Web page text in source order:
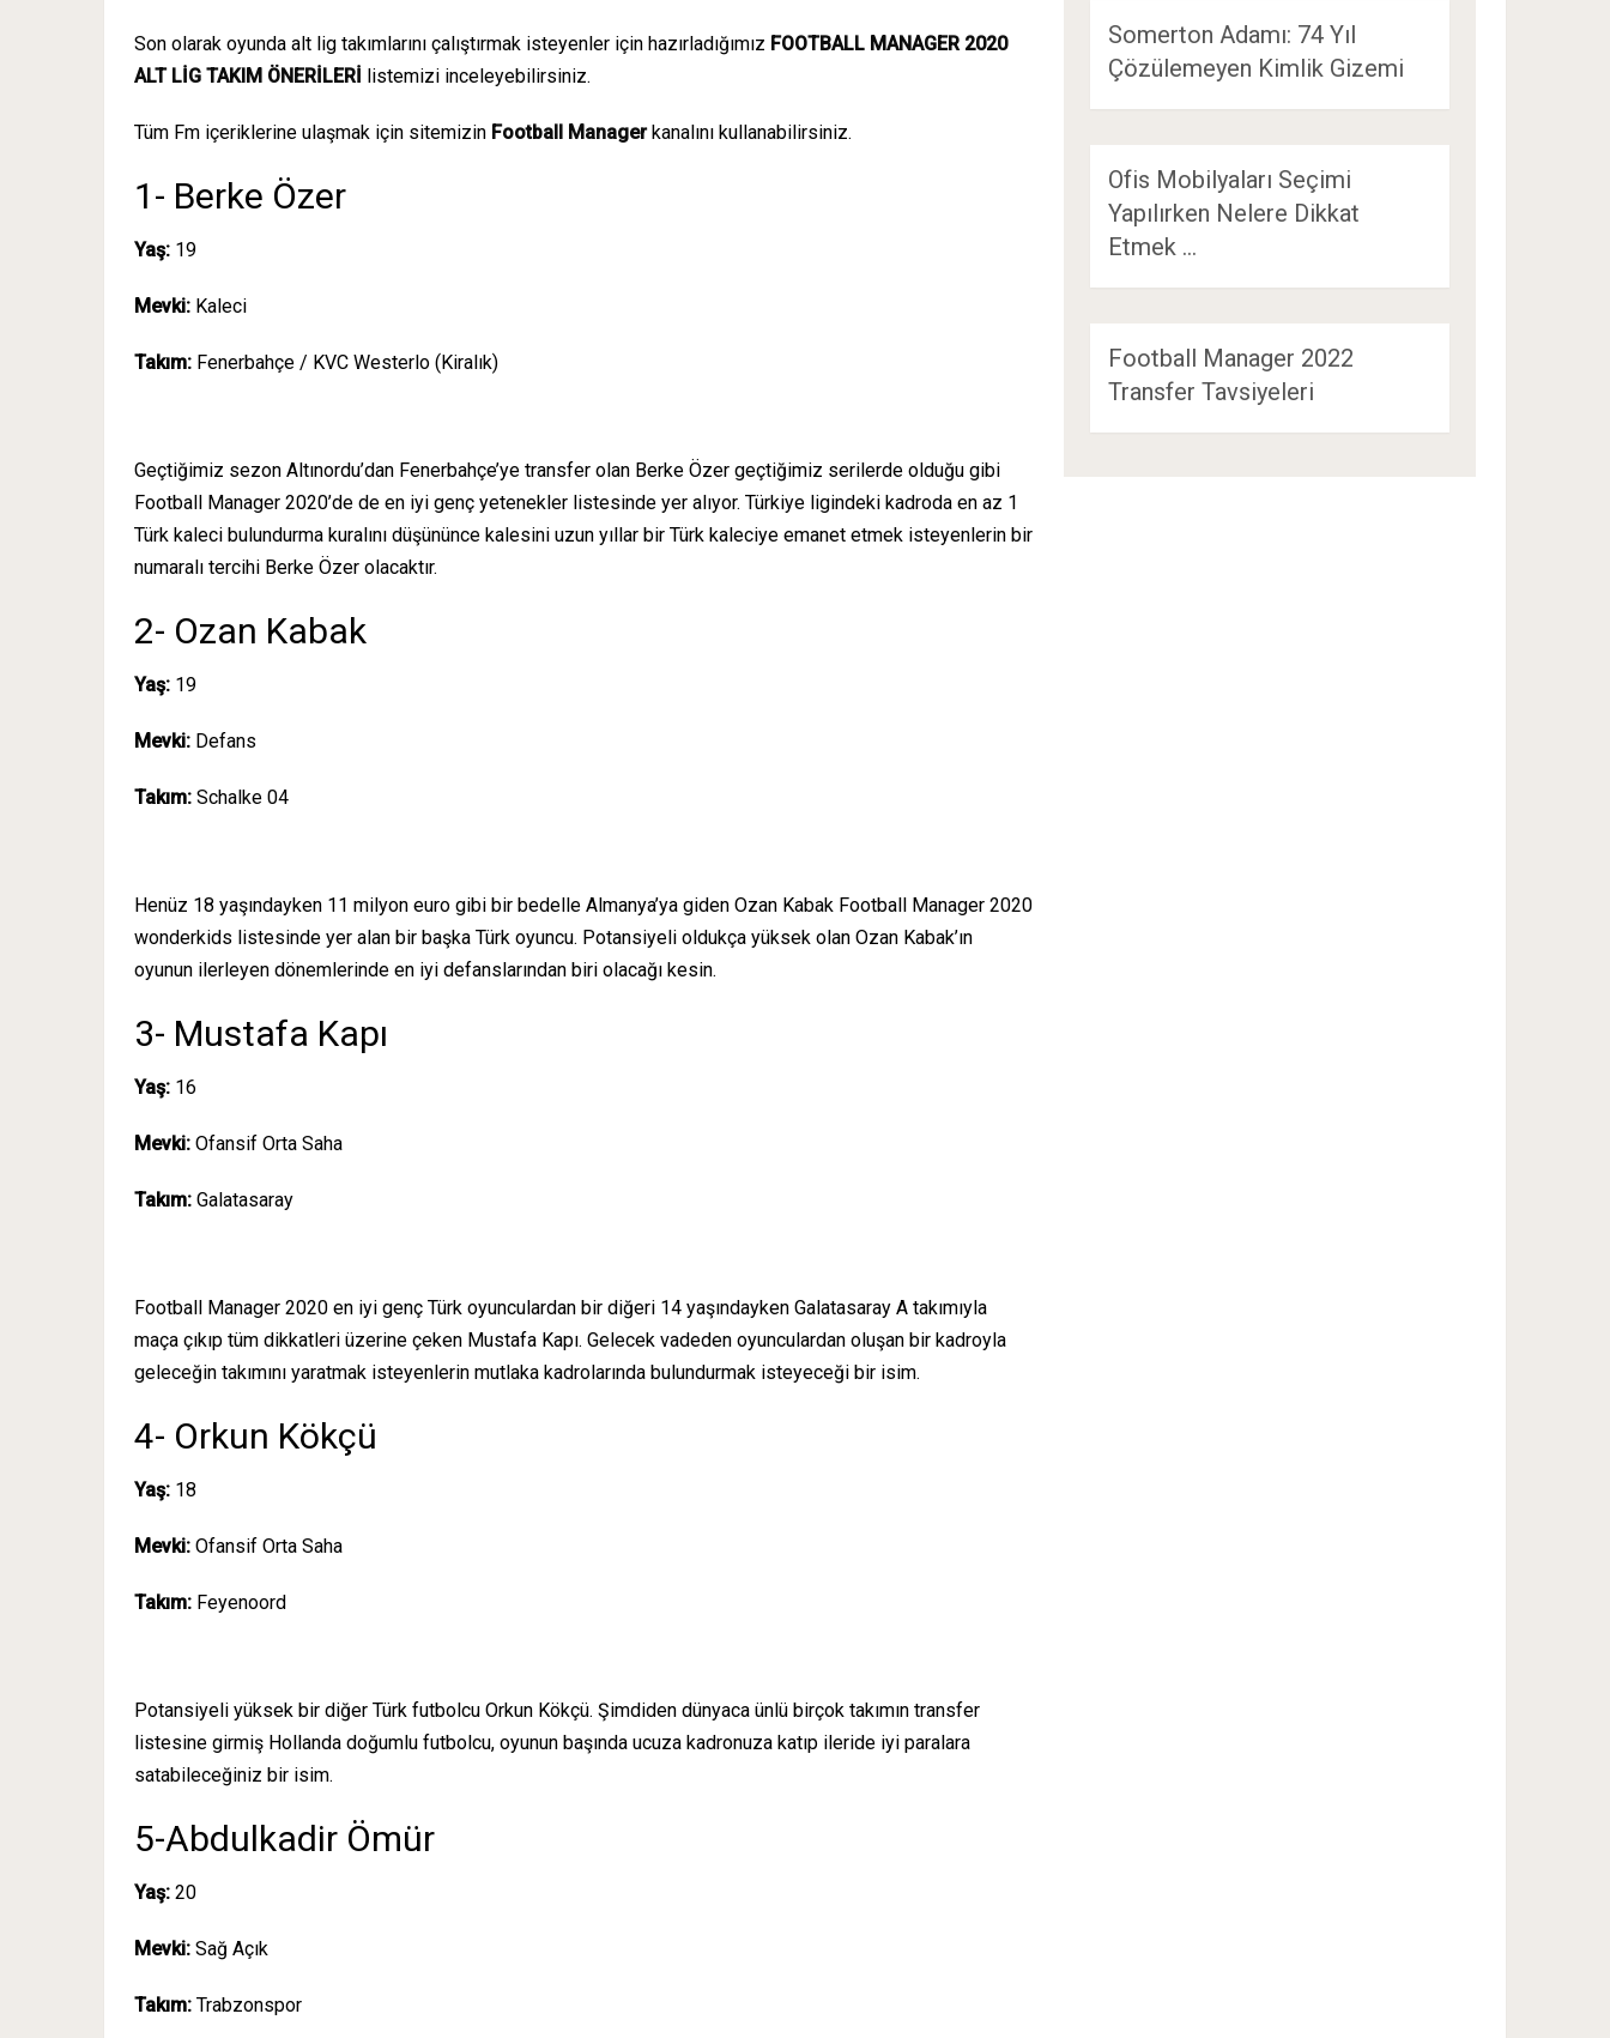
Son olarak oyunda alt lig takımlarını çalıştırmak isteyenler için hazırladığımız FOOTBALL MANAGER 2020
ALT LİG TAKIM ÖNERİLERİ listemizi inceleyebilirsiniz.
Tüm Fm içeriklerine ulaşmak için sitemizin Football Manager kanalını kullanabilirsiniz.
1- Berke Özer
Yaş: 19
Mevki: Kaleci
Takım: Fenerbahçe / KVC Westerlo (Kiralık)
Geçtiğimiz sezon Altınordu’dan Fenerbahçe’ye transfer olan Berke Özer geçtiğimiz serilerde olduğu gibi
Football Manager 2020’de de en iyi genç yetenekler listesinde yer alıyor. Türkiye ligindeki kadroda en az 1
Türk kaleci bulundurma kuralını düşününce kalesini uzun yıllar bir Türk kaleciye emanet etmek isteyenlerin bir
numaralı tercihi Berke Özer olacaktır.
2- Ozan Kabak
Yaş: 19
Mevki: Defans
Takım: Schalke 04
Henüz 18 yaşındayken 11 milyon euro gibi bir bedelle Almanya’ya giden Ozan Kabak Football Manager 2020
wonderkids listesinde yer alan bir başka Türk oyuncu. Potansiyeli oldukça yüksek olan Ozan Kabak’ın
oyunun ilerleyen dönemlerinde en iyi defanslarından biri olacağı kesin.
3- Mustafa Kapı
Yaş: 16
Mevki: Ofansif Orta Saha
Takım: Galatasaray
Football Manager 2020 en iyi genç Türk oyunculardan bir diğeri 14 yaşındayken Galatasaray A takımıyla
maça çıkıp tüm dikkatleri üzerine çeken Mustafa Kapı. Gelecek vadeden oyunculardan oluşan bir kadroyla
geleceğin takımını yaratmak isteyenlerin mutlaka kadrolarında bulundurmak isteyeceği bir isim.
4- Orkun Kökçü
Yaş: 18
Mevki: Ofansif Orta Saha
Takım: Feyenoord
Potansiyeli yüksek bir diğer Türk futbolcu Orkun Kökçü. Şimdiden dünyaca ünlü birçok takımın transfer
listesine girmiş Hollanda doğumlu futbolcu, oyunun başında ucuza kadronuza katıp ileride iyi paralara
satabileceğiniz bir isim.
5-Abdulkadir Ömür
Yaş: 20
Mevki: Sağ Açık
Takım: Trabzonspor
Somerton Adamı: 74 Yıl
Çözülemeyen Kimlik Gizemi
Ofis Mobilyaları Seçimi
Yapılırken Nelere Dikkat
Etmek …
Football Manager 2022
Transfer Tavsiyeleri